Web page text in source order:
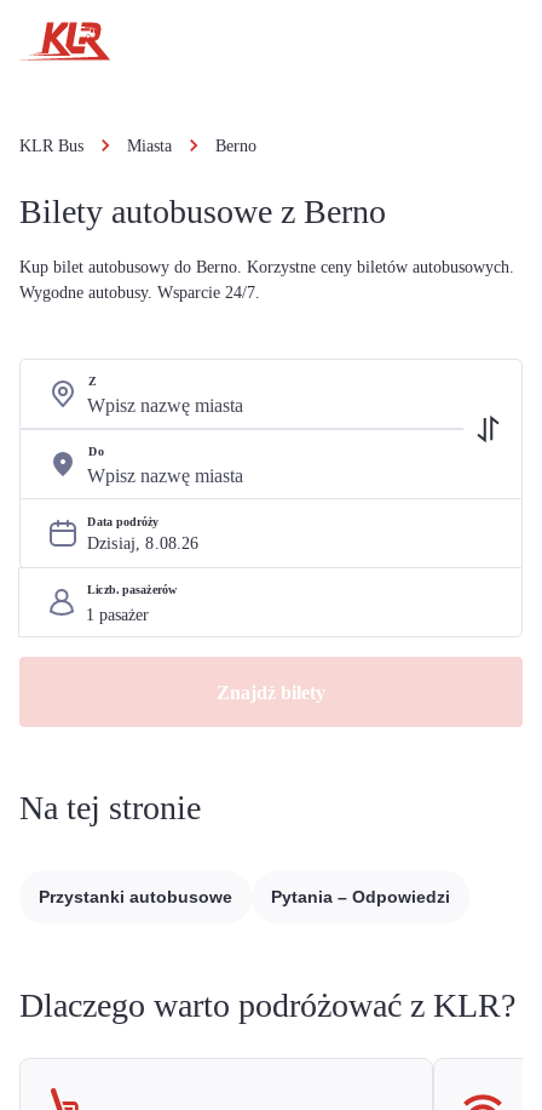
KLR Bus Miasta Berno
Bilety autobusowe z Berno
Kup bilet autobusowy do Berno. Korzystne ceny biletów autobusowych.
Wygodne autobusy. Wsparcie 24/7.
Z
Do
Data podróży
Dzisiaj, 8.08.26
Liczb. pasażerów
Znajdź bilety
Na tej stronie
Przystanki autobusowe Pytania – Odpowiedzi
Dlaczego warto podróżować z KLR?